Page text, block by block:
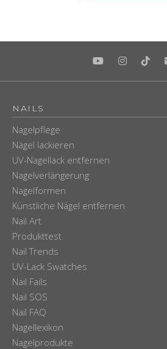
NAILS
Nagelpflege
Nägel lackieren
UV-Nagellack entfernen
Nagelverlängerung
Nagelformen
Künstliche Nägel entfernen
Nail Art
Produkttest
Nail Trends
UV-Lack Swatches
Nail Fails
Nail SOS
Nail FAQ
Nagellexikon
Nagelprodukte